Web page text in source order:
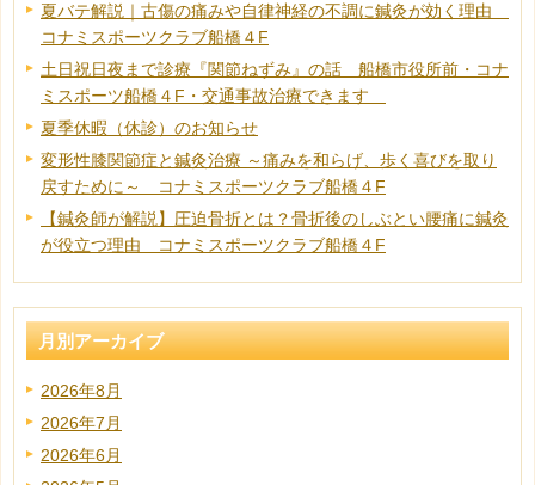
夏バテ解説｜古傷の痛みや自律神経の不調に鍼灸が効く理由
コナミスポーツクラブ船橋４F
土日祝日夜まで診療『関節ねずみ』の話 船橋市役所前・コナ
ミスポーツ船橋４F・交通事故治療できます
夏季休暇（休診）のお知らせ
変形性膝関節症と鍼灸治療 ～痛みを和らげ、歩く喜びを取り
戻すために～ コナミスポーツクラブ船橋４F
【鍼灸師が解説】圧迫骨折とは？骨折後のしぶとい腰痛に鍼灸
が役立つ理由 コナミスポーツクラブ船橋４F
月別アーカイブ
2026年8月
2026年7月
2026年6月